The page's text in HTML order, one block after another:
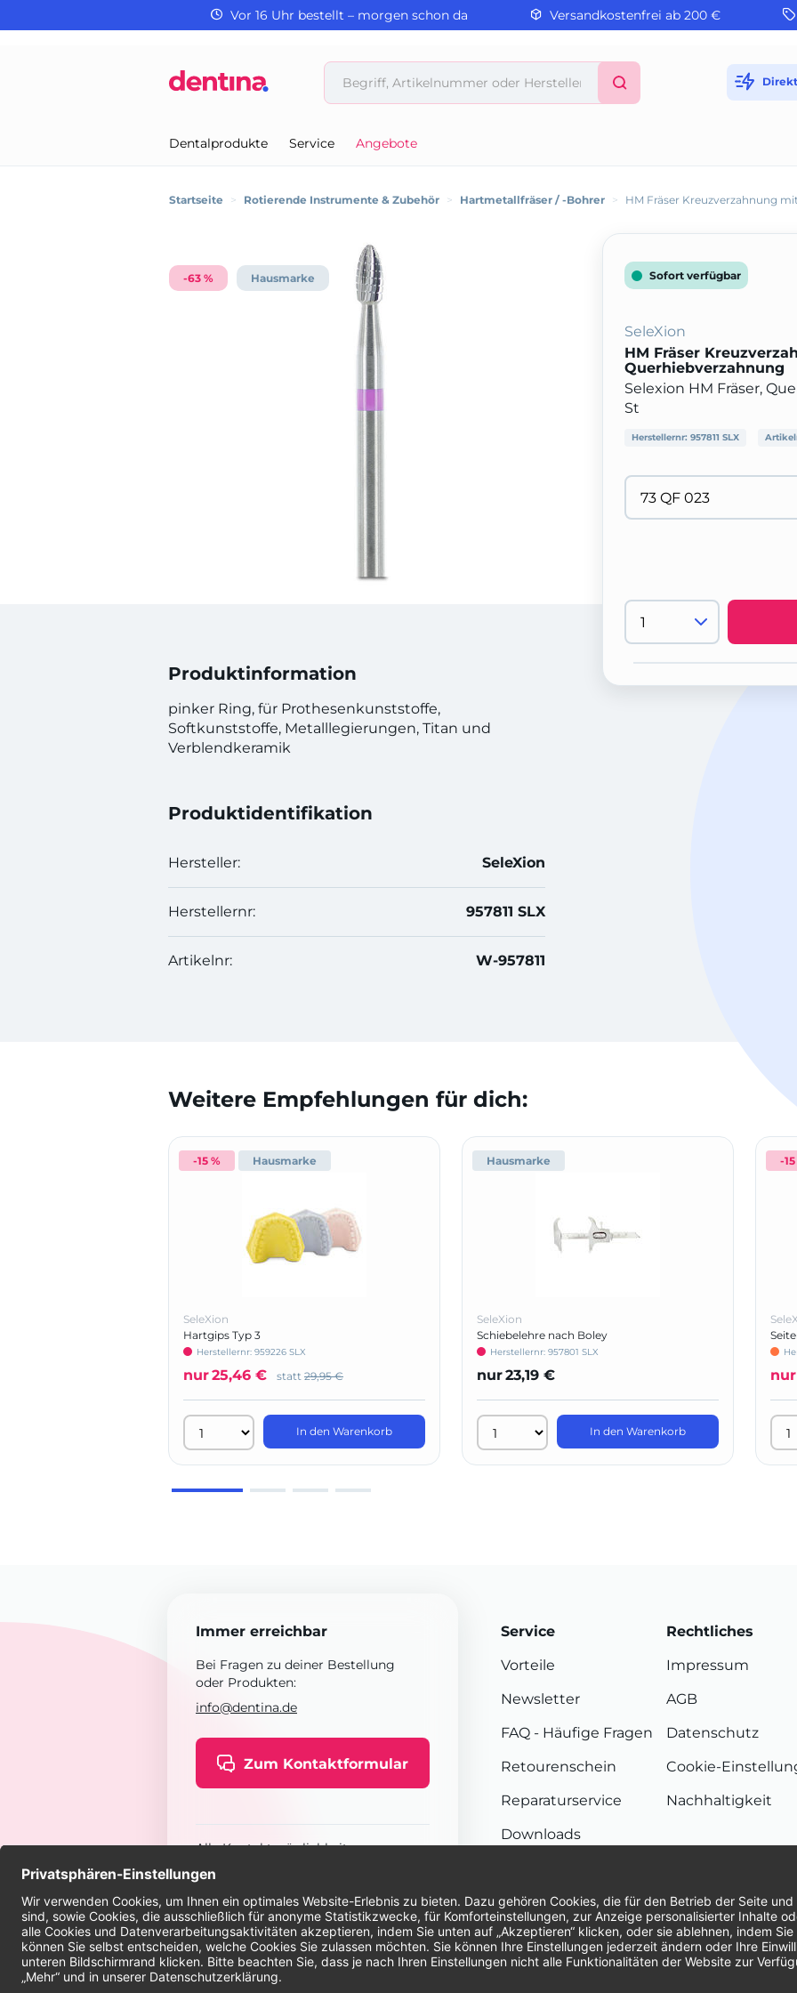
Vor 16 Uhr bestellt – morgen schon da Versandkostenfrei ab 200 €
Dentalprodukte Service Angebote
Startseite > Rotierende Instrumente & Zubehör > Hartmetallfräser / -Bohrer > HM Fräser Kreuzverzahnung
-63 % Hausmarke
Produktinformation
pinker Ring, für Prothesenkunststoffe,
Softkunststoffe, Metalllegierungen, Titan und
Verblendkeramik
Produktidentifikation
Hersteller: SeleXion
Herstellernr: 957811 SLX
Artikelnr: W-957811
Sofort verfügbar
SeleXion
HM Fräser
Querhiebverzahnung
Selexion HM Fräser,
St
Herstellernr: 957811 SLX
Weitere Empfehlungen für dich:
-15 % Hausmarke
SeleXion
Hartgips Typ 3
Herstellernr: 959226 SLX
nur25,46 € statt 29,95 €
In den Warenkorb
Hausmarke
SeleXion
Schiebelehre nach Boley
Herstellernr: 957801 SLX
nur23,19 €
In den Warenkorb
-
nur
Immer erreichbar
Bei Fragen zu deiner Bestellung
oder Produkten:
info@dentina.de
Zum Kontaktformular
Alle Kontaktmöglichkeiten
Service
Vorteile
Newsletter
FAQ - Häufige Fragen
Retourenschein
Reparaturservice
Downloads
Rechtliches
Impressum
AGB
Datenschutz
Cookie-
Nachhaltigkeit